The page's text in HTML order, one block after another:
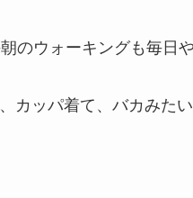
のウォーキングも毎日
カッパ着て、バカみた